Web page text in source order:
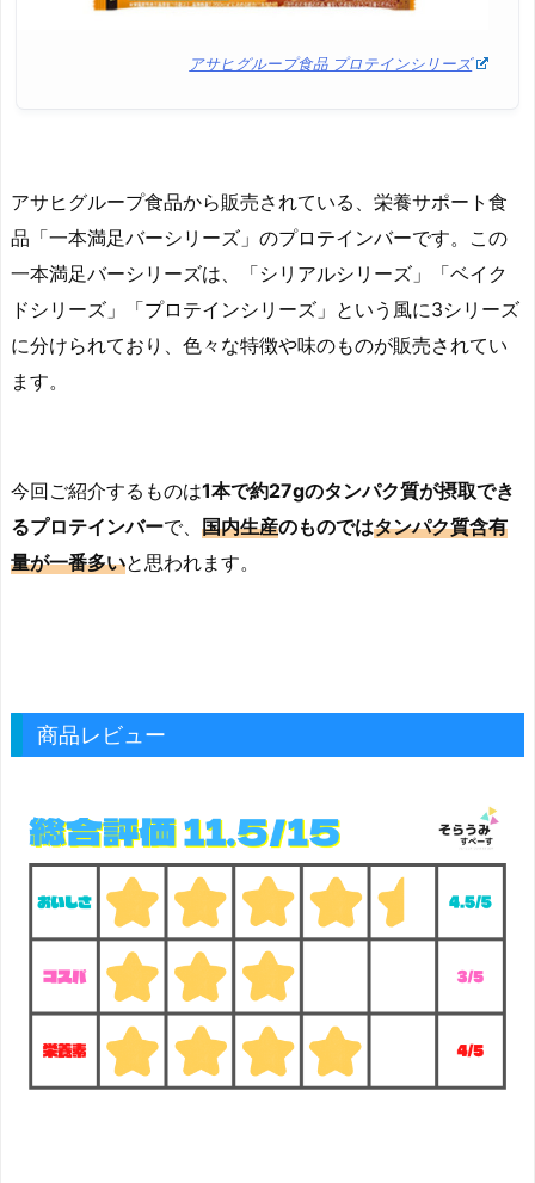
アサヒグループ食品 プロテインシリーズ
アサヒグループ食品から販売されている、栄養サポート食
品「一本満足バーシリーズ」のプロテインバーです。この
一本満足バーシリーズは、「シリアルシリーズ」「ベイク
ドシリーズ」「プロテインシリーズ」という風に3シリーズ
に分けられており、色々な特徴や味のものが販売されてい
ます。
今回ご紹介するものは1本で約27gのタンパク質が摂取でき
るプロテインバーで、 国内生産のものではタンパク質含有
量が一番多いと思われます。
商品レビュー